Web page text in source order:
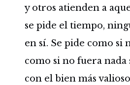
y otros atienden a
se pide el tiempo,
en sí. Se pide como si
como si no fuera nada
con el bien más